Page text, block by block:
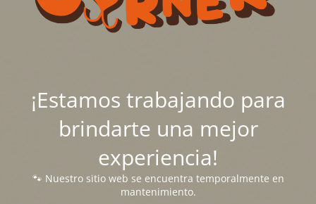
¡Estamos trabajando para
brindarte una mejor
experiencia!
🐾 Nuestro sitio web se encuentra temporalmente en
mantenimiento.